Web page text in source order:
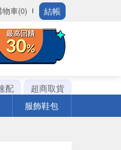
物車(0) 結帳
配
超商取貨
服飾鞋包